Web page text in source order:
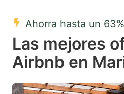
key
to
get
keyboard
Ahorra hasta un 63%
Las mejores
Airbnb en